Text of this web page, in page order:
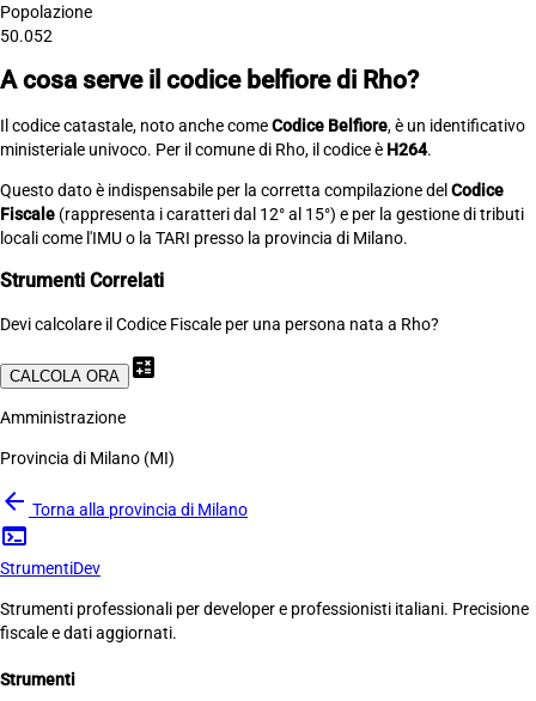
Popolazione
50.052
A cosa serve il codice belfiore di Rho?
Il codice catastale, noto anche comeCodice Belfiore, è un identificativo
ministeriale univoco. Per il comune di Rho, il codice è H264.
Questo dato è indispensabile per la corretta compilazione del Codice
Fiscale (rappresenta i caratteri dal 12° al 15°) e per la gestione di tributi
locali come l'IMU o la TARI presso la provincia di Milano.
Strumenti Correlati
Devi calcolare il Codice Fiscale per una persona nata a Rho?
CALCOLA ORA calculate
Amministrazione
Provincia di Milano (MI)
arrow_back Torna alla provincia di Milano
terminal
StrumentiDev
Strumenti professionali per developer e professionisti italiani. Precisione
fiscale e dati aggiornati.
Strumenti